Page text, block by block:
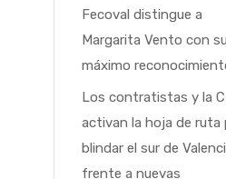
Fecoval distingue a
Margarita Vento con su
máximo
Los contratistas y la
activan la hoja de ruta
blindar el sur de
frente a nuevas